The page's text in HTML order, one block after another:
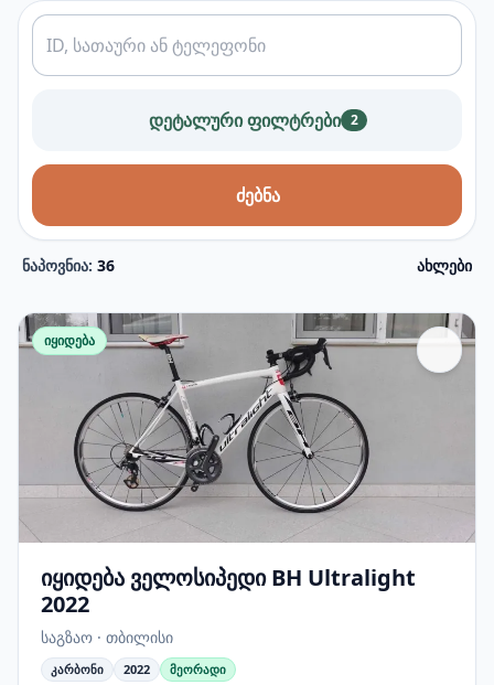
დეტალური ფილტრები 2
ძებნა
ნაპოვნია: 36 ახლები
იყიდება
იყიდება ველოსიპედი BH Ultralight
2022
საგზაო · თბილისი
კარბონი 2022 მეორადი